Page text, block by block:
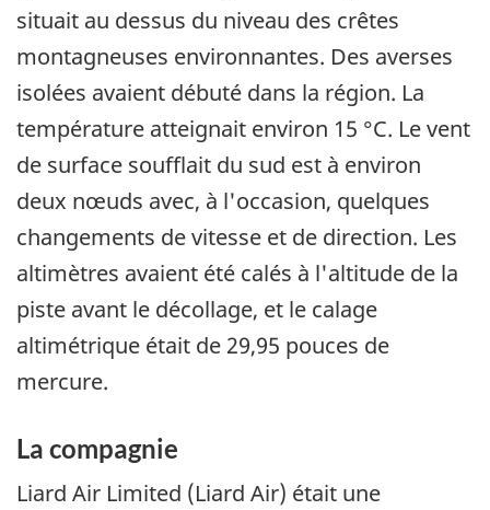
situait au dessus du niveau des crêtes
montagneuses environnantes. Des averses
isolées avaient débuté dans la région. La
température atteignait environ 15 °C. Le vent
de surface soufflait du sud est à environ
deux nœuds avec, à l'occasion, quelques
changements de vitesse et de direction. Les
altimètres avaient été calés à l'altitude de la
piste avant le décollage, et le calage
altimétrique était de 29,95 pouces de
mercure.
La compagnie
Liard Air Limited (Liard Air) était une